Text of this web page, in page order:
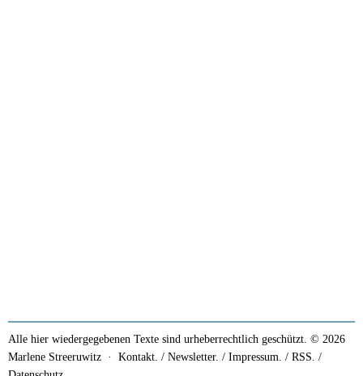
Alle hier wiedergegebenen Texte sind urheberrechtlich geschützt. © 2026
Marlene Streeruwitz · Kontakt. / Newsletter. / Impressum. / RSS. /